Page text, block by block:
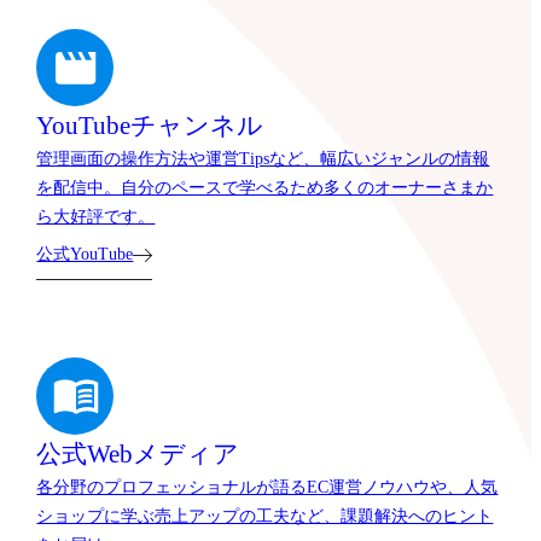
YouTubeチャンネル
管理画面の操作方法や運営Tipsなど、幅広いジャンルの情報
を配信中。自分のペースで学べるため多くのオーナーさまか
ら大好評です。
公式YouTube
公式Webメディア
各分野のプロフェッショナルが語るEC運営ノウハウや、人気
ショップに学ぶ売上アップの工夫など、課題解決へのヒント